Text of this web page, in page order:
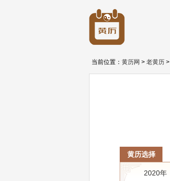
当前位置： 黄历网 > 老黄历 >
黄历选择
2020年